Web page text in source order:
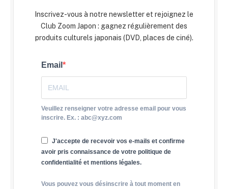
Inscrivez-vous à notre newsletter et rejoignez le
Club Zoom Japon : gagnez régulièrement des
produits culturels japonais (DVD, places de ciné).
Email
Veuillez renseigner votre adresse email pour vous
inscrire. Ex. : abc@xyz.com
J'accepte de recevoir vos e-mails et confirme
avoir pris connaissance de votre politique de
confidentialité et mentions légales.
Vous pouvez vous désinscrire à tout moment en